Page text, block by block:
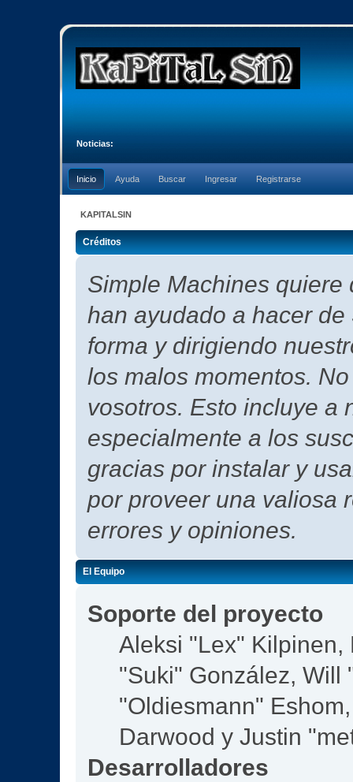
Noticias:
Inicio Ayuda Buscar Ingresar Registrarse
KAPITALSIN
Créditos
Simple Machines
han ayudado a hacer
forma y dirigiendo
los malos momentos.
vosotros. Esto incluye a
especialmente a los
gracias por instalar y
por proveer una valiosa
errores y opiniones.
El Equipo
Soporte del proyecto
Aleksi "Lex"
"Suki" González, Will
"Oldiesmann"
Darwood y Justin
Desarrolladores